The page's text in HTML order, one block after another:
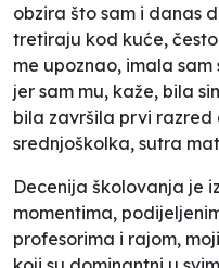
obzira što sam i danas
tretiraju kod kuće,
me upoznao, imala
jer sam mu, kaže, bila
bila završila prvi razred
srednjoškolka, sutra
Decenija školovanja je
momentima,
profesorima i rajom,